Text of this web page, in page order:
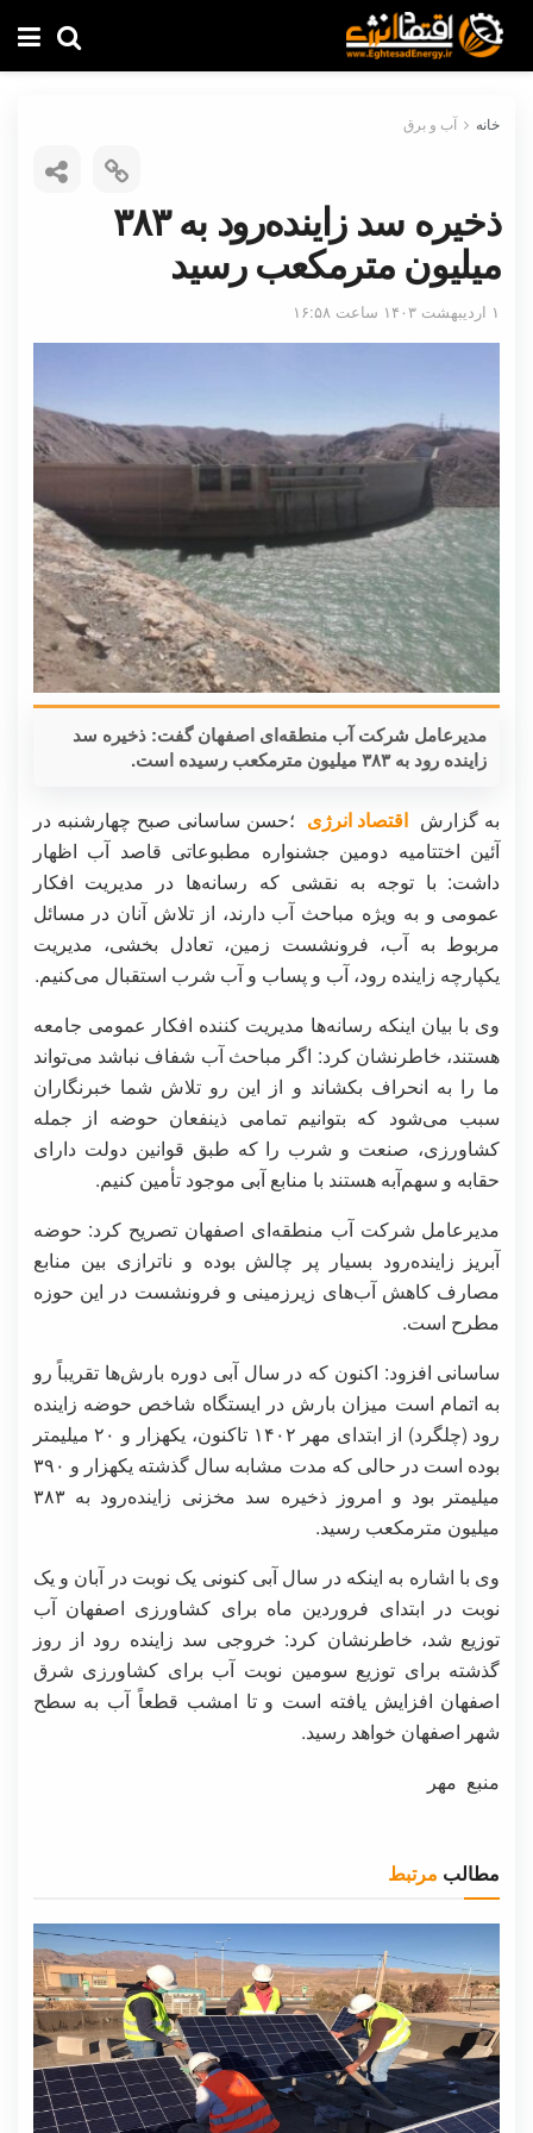
خانه آب و برق
ذخیره سد زاینده‌رود به ۳۸۳
میلیون مترمکعب رسید
۱ اردیبهشت ۱۴۰۳ ساعت ۱۶:۵۸
مدیرعامل شرکت آب منطقه‌ای اصفهان گفت: ذخیره سد
زاینده رود به ۳۸۳ میلیون مترمکعب رسیده است.
به گزارش اقتصاد انرژی ؛حسن ساسانی صبح چهارشنبه در
آئین اختتامیه دومین جشنواره مطبوعاتی قاصد آب اظهار
داشت: با توجه به نقشی که رسانه‌ها در مدیریت افکار
عمومی و به ویژه مباحث آب دارند، از تلاش آنان در مسائل
مربوط به آب، فرونشست زمین، تعادل بخشی، مدیریت
یکپارچه زاینده رود، آب و پساب و آب شرب استقبال می‌کنیم.
وی با بیان اینکه رسانه‌ها مدیریت کننده افکار عمومی جامعه
هستند، خاطرنشان کرد: اگر مباحث آب شفاف نباشد می‌تواند
ما را به انحراف بکشاند و از این رو تلاش شما خبرنگاران
سبب می‌شود که بتوانیم تمامی ذینفعان حوضه از جمله
کشاورزی‌، صنعت و شرب را که طبق قوانین دولت دارای
حقابه و سهم‌آبه هستند با منابع آبی موجود تأمین کنیم.
مدیرعامل شرکت آب منطقه‌ای اصفهان تصریح کرد: حوضه
آبریز زاینده‌رود بسیار پر چالش بوده و ناترازی بین منابع
مصارف کاهش آب‌های زیرزمینی و فرونشست در این حوزه
مطرح است.
ساسانی افزود: اکنون که در سال آبی دوره بارش‌ها تقریباً رو
به اتمام است میزان بارش در ایستگاه شاخص حوضه زاینده
رود (چلگرد) از ابتدای مهر ۱۴۰۲ تاکنون، یکهزار و ۲۰ میلیمتر
بوده است در حالی که مدت مشابه سال گذشته یکهزار و ۳۹۰
میلیمتر بود و امروز ذخیره سد مخزنی زاینده‌رود به ۳۸۳
میلیون مترمکعب رسید.
وی با اشاره به اینکه در سال آبی کنونی یک نوبت در آبان و یک
نوبت در ابتدای فروردین ماه برای کشاورزی اصفهان آب
توزیع شد، خاطرنشان کرد: خروجی سد زاینده رود از روز
گذشته برای توزیع سومین نوبت آب برای کشاورزی شرق
اصفهان افزایش یافته است و تا امشب قطعاً آب به سطح
شهر اصفهان خواهد رسید.
منبع مهر
مطالب مرتبط